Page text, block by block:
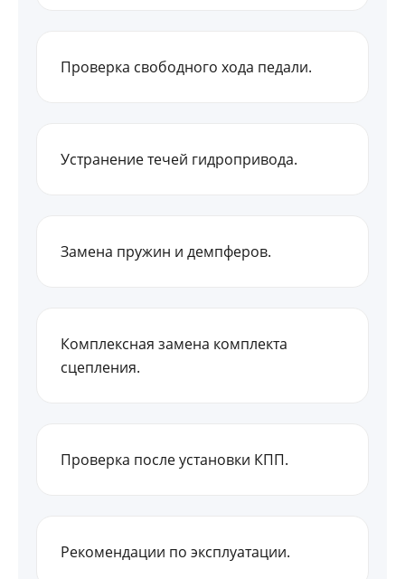
Проверка свободного хода педали.
Устранение течей гидропривода.
Замена пружин и демпферов.
Комплексная замена комплекта
сцепления.
Проверка после установки КПП.
Рекомендации по эксплуатации.